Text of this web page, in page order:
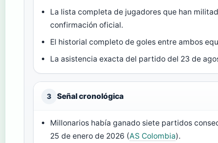
La lista completa de jugadores que han
confirmación oficial.
El historial completo de goles entre ambos
La asistencia exacta del partido del 23 de
3 Señal cronológica
Millonarios había ganado siete partidos
25 de enero de 2026 (AS Colombia).